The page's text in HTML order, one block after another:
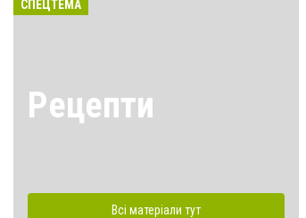
СПЕЦТЕМА
Рецепти
Всі матеріали тут